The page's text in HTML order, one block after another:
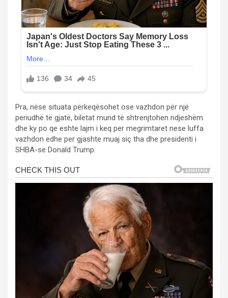
Pra, nëse situata përkeqësohet ose vazhdon për një
periudhë të gjatë, biletat mund të shtrenjtohen ndjeshëm
dhe ky po qe eshte lajm i keq per megrimtaret nese luffa
vazhdon edhe per gjashte muaj siç tha dhe presidenti i
SHBA-se Donald Trump.